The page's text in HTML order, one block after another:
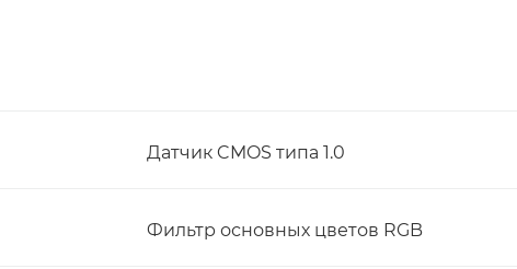
Датчик CMOS типа 1.0
Фильтр основных цветов RGB